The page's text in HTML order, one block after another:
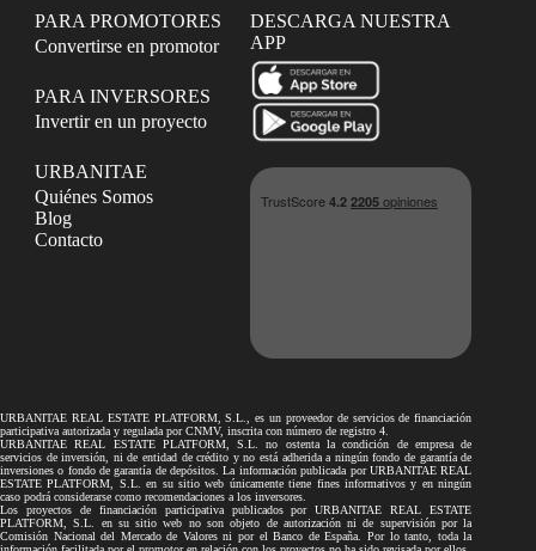
PARA PROMOTORES
Convertirse en promotor
PARA INVERSORES
Invertir en un proyecto
URBANITAE
Quiénes Somos
Blog
Contacto
DESCARGA NUESTRA
APP
URBANITAE REAL ESTATE PLATFORM, S.L., es un proveedor de servicios de financiación
participativa autorizada y regulada por CNMV, inscrita con número de registro 4.
URBANITAE REAL ESTATE PLATFORM, S.L. no ostenta la condición de empresa de
servicios de inversión, ni de entidad de crédito y no está adherida a ningún fondo de garantía de
inversiones o fondo de garantía de depósitos. La información publicada por URBANITAE REAL
ESTATE PLATFORM, S.L. en su sitio web únicamente tiene fines informativos y en ningún
caso podrá considerarse como recomendaciones a los inversores.
Los proyectos de financiación participativa publicados por URBANITAE REAL ESTATE
PLATFORM, S.L. en su sitio web no son objeto de autorización ni de supervisión por la
Comisión Nacional del Mercado de Valores ni por el Banco de España. Por lo tanto, toda la